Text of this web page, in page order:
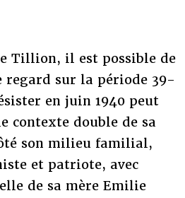
Tillion, il est possible de
regard sur la période 39-
en juin 1940 peut
contexte double de sa
son milieu familial,
et patriote, avec
de sa mère Emilie